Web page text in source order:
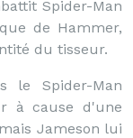
Spider-Man
de Hammer,
du tisseur.
le Spider-Man
à cause d'une
Jameson lui